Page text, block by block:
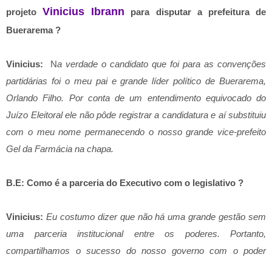
projetoVinicius Ibrann para disputar a prefeitura de
Buerarema ?
Vinicius: Na verdade o candidato que foi para as convenções
partidárias foi o meu pai e grande líder político de Buerarema,
Orlando Filho. Por conta de um entendimento equivocado do
Juízo Eleitoral ele não pôde registrar a candidatura e aí substituiu
com o meu nome permanecendo o nosso grande vice-prefeito
Gel da Farmácia na chapa.
B.E: Como é a parceria do Executivo com o legislativo ?
Vinicius: Eu costumo dizer que não há uma grande gestão sem
uma parceria institucional entre os poderes. Portanto,
compartilhamos o sucesso do nosso governo com o poder